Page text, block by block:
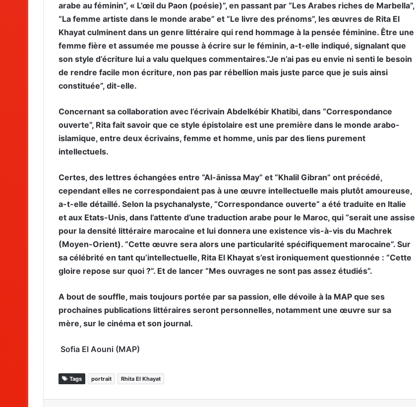
arabe au féminin”, « L’œil du Paon (poésie)”, en passant par “Les Arabes riches de Marbella”,
“La femme artiste dans le monde arabe” et “Le livre des prénoms”, les œuvres de Rita El
Khayat culminent dans un genre littéraire qui rend hommage à la pensée féminine. Être une
femme fière et assumée me pousse à écrire sur le féminin, a-t-elle indiqué, signalant que
son style d’écriture lui a valu quelques commentaires.”Je n’ai pas eu envie ni senti le besoin
de rendre facile mon écriture, non pas par rébellion mais juste parce que je suis ainsi
constituée”, dit-elle.
Concernant sa collaboration avec l’écrivain Abdelkébir Khatibi, dans “Correspondance
ouverte”, Rita fait savoir que ce style épistolaire est une première dans le monde arabo-
islamique, entre deux écrivains, femme et homme, unis par des liens purement
intellectuels.
Certes, des lettres échangées entre “Al-ānissa May” et “Khalil Gibran” ont précédé,
cependant elles ne correspondaient pas à une œuvre intellectuelle mais plutôt amoureuse,
a-t-elle détaillé. Selon la psychanalyste, “Correspondance ouverte” a été traduite en Italie
et aux Etats-Unis, dans l’attente d’une traduction arabe pour le Maroc, qui “serait une assise
pour la densité littéraire marocaine et lui donnera une existence vis-à-vis du Machrek
(Moyen-Orient). “Cette œuvre sera alors une particularité spécifiquement marocaine”. Sur
sa célébrité en tant qu’intellectuelle, Rita El Khayat s’est ironiquement questionnée : “Cette
gloire repose sur quoi ?”. Et de lancer “Mes ouvrages ne sont pas assez étudiés”.
A bout de souffle, mais toujours portée par sa passion, elle dévoile à la MAP que ses
prochaines publications littéraires seront personnelles, notamment une œuvre sur sa
mère, sur le cinéma et son journal.
Sofia El Aouni (MAP)
Tags portrait Rhita El Khayat